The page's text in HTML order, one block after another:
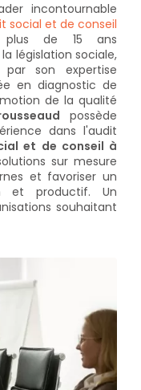
incontournable
social et de conseil
de 15 ans
législation sociale,
son expertise
en diagnostic de
de la qualité
possède
dans l'audit
et de conseil à
sur mesure
et favoriser un
et productif. Un
souhaitant